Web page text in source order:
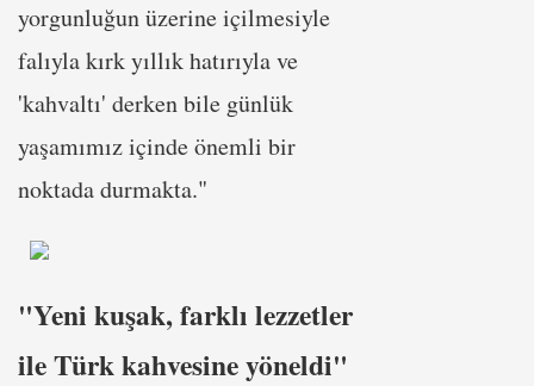
yorgunluğun üzerine içilmesiyle
falıyla kırk yıllık hatırıyla ve
'kahvaltı' derken bile günlük
yaşamımız içinde önemli bir
noktada durmakta."
"Yeni kuşak, farklı lezzetler
ile Türk kahvesine yöneldi"